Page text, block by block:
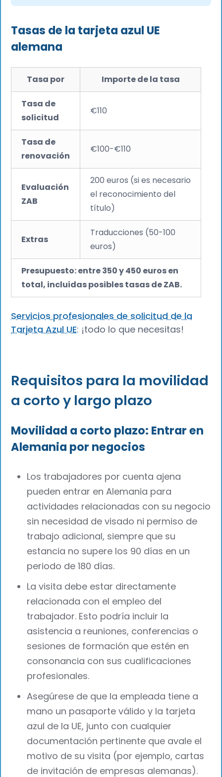
Tasas de la tarjeta azul UE
alemana
Tasa por Importe de la tasa
Tasa de
solicitud
€110
Tasa de
renovación
€100-€110
Evaluación
ZAB
200 euros (si es necesario
el reconocimiento del
título)
Extras
Traducciones (50-100
euros)
Presupuesto: entre 350 y 450 euros en
total, incluidas posibles tasas de ZAB.
Servicios profesionales de solicitud de la
Tarjeta Azul UE: ¡todo lo que necesitas!
Requisitos para la movilidad
a corto y largo plazo
Movilidad a corto plazo: Entrar en
Alemania por negocios
Los trabajadores por cuenta ajena
pueden entrar en Alemania para
actividades relacionadas con su negocio
sin necesidad de visado ni permiso de
trabajo adicional, siempre que su
estancia no supere los 90 días en un
periodo de 180 días.
La visita debe estar directamente
relacionada con el empleo del
trabajador. Esto podría incluir la
asistencia a reuniones, conferencias o
sesiones de formación que estén en
consonancia con sus cualificaciones
profesionales.
Asegúrese de que la empleada tiene a
mano un pasaporte válido y la tarjeta
azul de la UE, junto con cualquier
documentación pertinente que avale el
motivo de su visita (por ejemplo, cartas
de invitación de empresas alemanas).